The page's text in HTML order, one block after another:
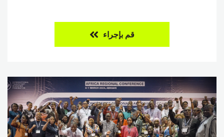
قم بإجراء